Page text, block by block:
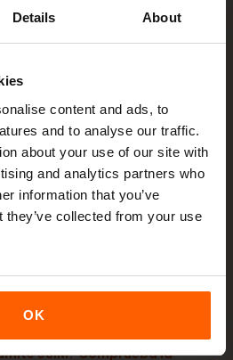
Details About
content and ads, to
and to analyse our traffic.
about your use of our site with
and analytics partners who
information that you’ve
they’ve collected from your use
OK
código QR al instante por
el roaming de datos en
eSIM, AndroidRedes e
de tu plan empieza con el
no al comprarlo.
eSIM? Comprueba la